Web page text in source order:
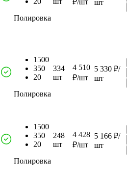
Полировка
шт
1500
350
20
Полировка
334
шт
4 510
₽/шт
5 330 ₽/
шт
1500
350
20
Полировка
248
шт
4 428
₽/шт
5 166 ₽/
шт